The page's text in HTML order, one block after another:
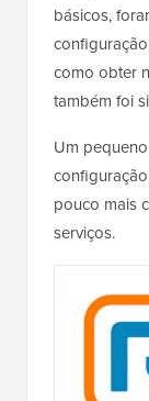
básicos,
como obter
também foi
Um
pouco mais
serviços.